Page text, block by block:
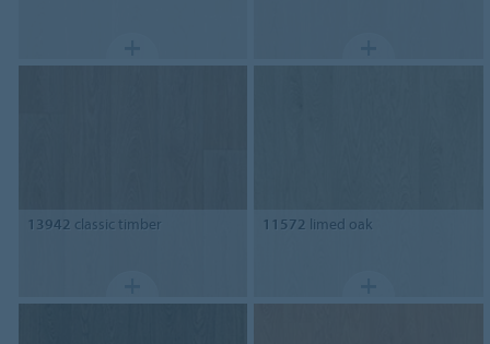
13942 classic timber 11572 limed oak